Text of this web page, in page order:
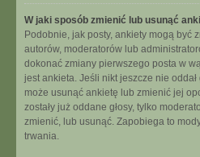
W jaki sposób zmienić lub usunąć
Podobnie, jak posty, ankiety mogą być
autorów, moderatorów lub
dokonać zmiany pierwszego posta w
jest ankieta. Jeśli nikt jeszcze nie
może usunąć ankietę lub zmienić jej
zostały już oddane głosy, tylko
zmienić, lub usunąć. Zapobiega to
trwania.